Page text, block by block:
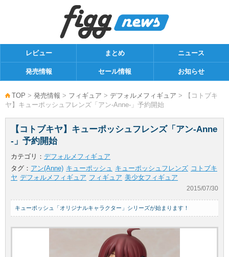
レビュー まとめ ニュース
発売情報 セール情報 お知らせ
TOP > 発売情報 > フィギュア > デフォルメフィギュア > 【コトブキ
ヤ】キューポッシュフレンズ「アン-Anne-」予約開始
【コトブキヤ】キューポッシュフレンズ「アン-Anne
-」予約開始
カテゴリ： デフォルメフィギュア
タグ： アン(Anne) キューポッシュ キューポッシュフレンズ コトブキ
ヤ デフォルメフィギュア フィギュア 美少女フィギュア
2015/07/30
キューポッシュ「オリジナルキャラクター」シリーズが始まります！